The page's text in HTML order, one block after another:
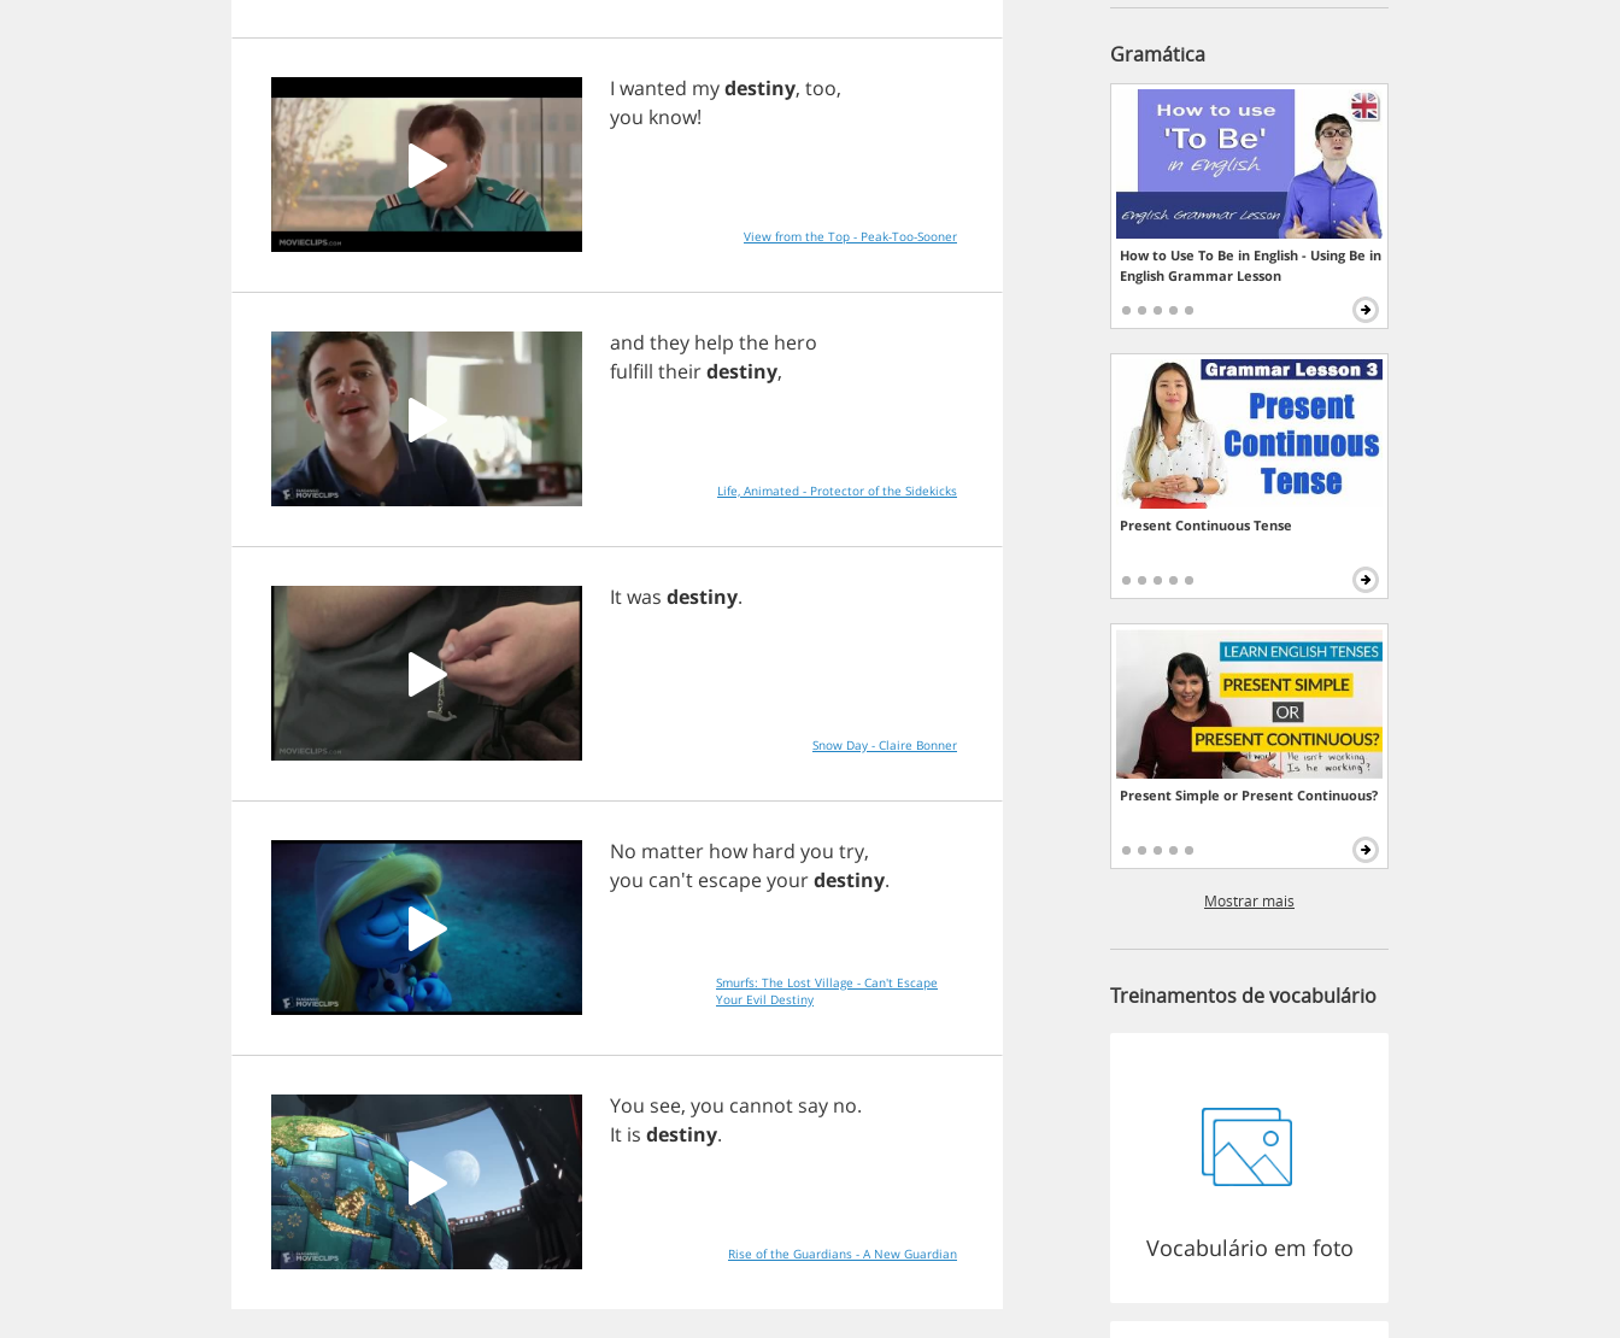
I wanted mydestiny, too,
you know!
View from the Top - Peak-Too-Sooner
and they help the hero
fulfill theirdestiny,
Life, Animated - Protector of the Sidekicks
Itwas destiny.
Snow Day - Claire Bonner
No matter how hard you try,
you can't escapeyourdestiny.
Smurfs: The Lost Village - Can't Escape
Your Evil Destiny
You see, you cannot say no.
It is destiny.
Rise of the Guardians - A New Guardian
Gramática
How to Use To Be in English - Using Be in
English Grammar Lesson
Present Continuous Tense
Present Simple or Present Continuous?
Mostrar mais
Treinamentos de vocabulário
Vocabulário em foto